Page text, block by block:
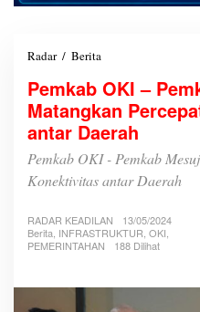
Radar / Berita
m
k
a
b
O
I
P
e
m
a
Pemkab OKI –
Matangkan
antar Daerah
Pemkab OKI - Pemkab
Konektivitas antar Daerah
RADAR KEADILAN
13/05/2024
Berita, INFRASTRUKTUR, OKI,
PEMERINTAHAN
188 Dilihat